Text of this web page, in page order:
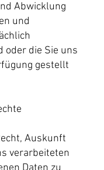
Abwicklung
und
oder die Sie uns
gestellt
Auskunft
verarbeiteten